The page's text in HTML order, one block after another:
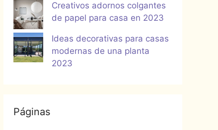
Creativos adornos colgantes
de papel para casa en 2023
Ideas decorativas para casas
modernas de una planta
2023
Páginas